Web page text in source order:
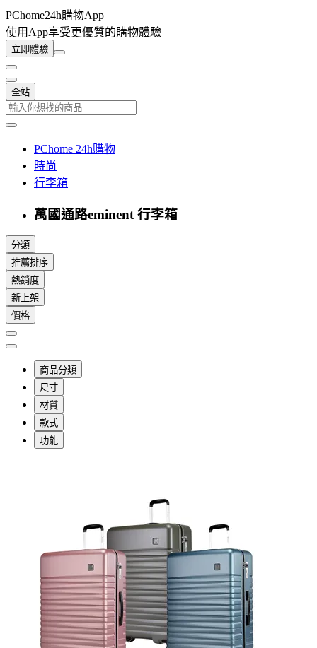
PChome24h購物App
使用App享受更優質的購物體驗
立即體驗
全站
PChome 24h購物
時尚
行李箱
萬國通路eminent 行李箱
分類
推薦排序
熱銷度
新上架
價格
商品分類
尺寸
材質
款式
功能